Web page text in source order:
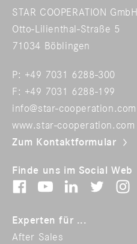
STAR COOPERATION GmbH
Otto-Lilienthal-Straße 5
71034 Böblingen
P: +49 7031 6288-300
F: +49 7031 6288-199
info@star-cooperation.com
www.star-cooperation.com
Zum Kontaktformular
Finde uns im Social Web
Experten für ...
After Sales